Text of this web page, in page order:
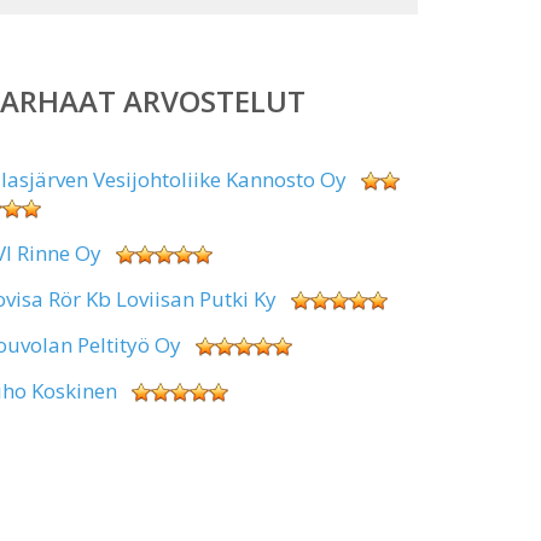
ARVOSTELUT
Vesijohtoliike Kannosto Oy
Rinne Oy
Rör Kb Loviisan Putki Ky
Peltityö Oy
Koskinen